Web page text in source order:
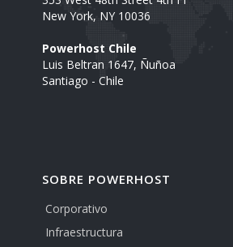
New York, NY 10036
Powerhost Chile
Luis Beltran 1647, Ñuñoa
Santiago - Chile
SOBRE POWERHOST
Corporativo
Infraestructura